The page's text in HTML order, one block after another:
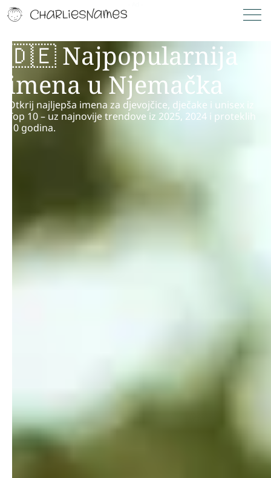
🇩🇪 Najpopularnija
imena u Njemačka
Otkrij najljepša imena za djevojčice, dječake i unisex iz
Top 10 – uz najnovije trendove iz 2025, 2024 i proteklih
10 godina.